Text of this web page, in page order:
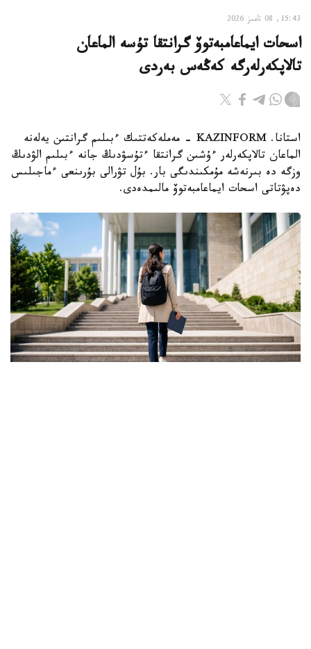
15:43, 08 تامىز 2026
اسحات ايماعامبەتوۆ گرانتقا تۇسە الماعان
تالاپكەرلەرگە كەڭەس بەردى
استانا. KAZINFORM - مەملەكەتتىك ءبىلىم گرانتىن يەلەنە
الماعان تالاپكەرلەر ءۇشىن گرانتقا ءتۇسۋدىڭ جانە ءبىلىم الۋدىڭ
وزگە دە بىرنەشە مۇمكىندىگى بار. بۇل تۋرالى بۇرىنعى ءماجىلىس
دەپۋتاتى اسحات ايماعامبەتوۆ مالىمدەدى.